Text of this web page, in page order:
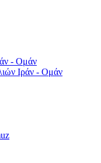
Ιράν - Ομάν